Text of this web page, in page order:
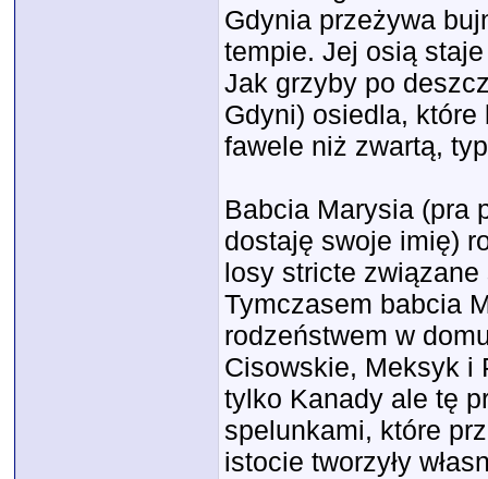
Gdynia przeżywa
tempie. Jej osią
Jak grzyby po
Gdyni) osiedla,
fawele niż zwartą,
Babcia Marysia (pra
dostaję swoje imię)
losy stricte
Tymczasem babcia
rodzeństwem w
Cisowskie, Meksyk i
tylko Kanady ale tę
spelunkami, które
istocie tworzyły